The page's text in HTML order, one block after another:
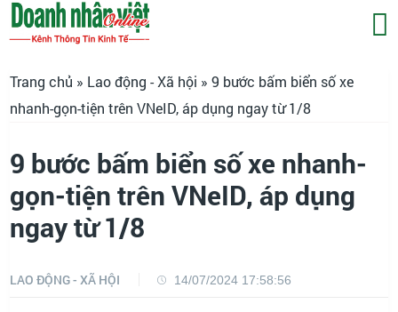
Trang chủ » Lao động - Xã hội » 9 bước bấm biển số xe
nhanh-gọn-tiện trên VNeID, áp dụng ngay từ 1/8
9 bước bấm biển số xe nhanh-
gọn-tiện trên VNeID, áp dụng
ngay từ 1/8
LAO ĐỘNG - XÃ HỘI 14/07/2024 17:58:56